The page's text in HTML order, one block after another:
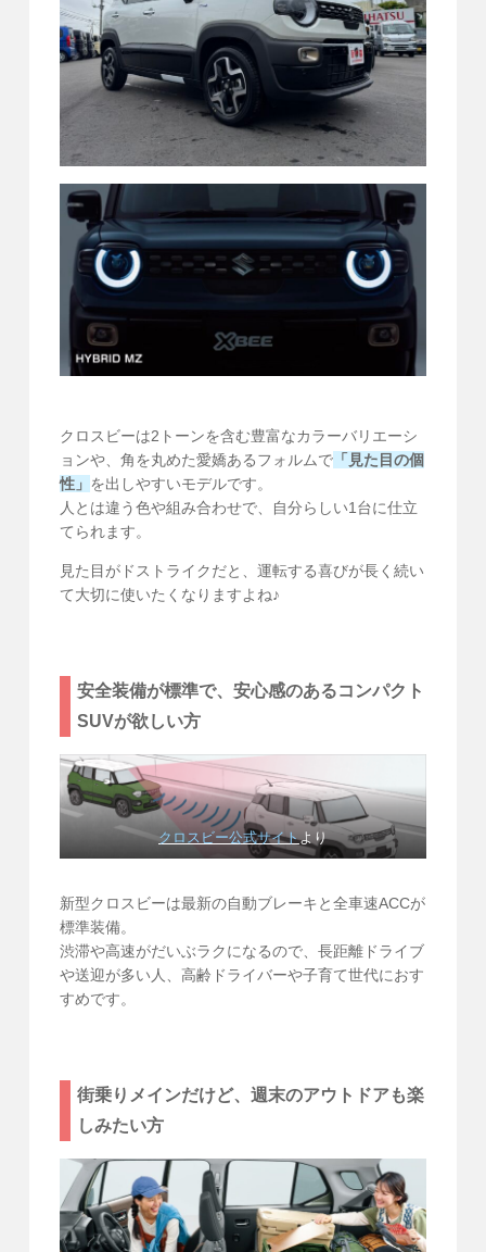
クロスビーは2トーンを含む豊富なカラーバリエーシ
ョンや、角を丸めた愛嬌あるフォルムで「見た目の個
性」 を出しやすいモデルです。
人とは違う色や組み合わせで、自分らしい1台に仕立
てられます。
見た目がドストライクだと、運転する喜びが長く続い
て大切に使いたくなりますよね♪
安全装備が標準で、安心感のあるコンパクト
SUVが欲しい方
クロスビー公式サイトより
新型クロスビーは最新の自動ブレーキと全車速ACCが
標準装備。
渋滞や高速がだいぶラクになるので、長距離ドライブ
や送迎が多い人、高齢ドライバーや子育て世代におす
すめです。
街乗りメインだけど、週末のアウトドアも楽
しみたい方